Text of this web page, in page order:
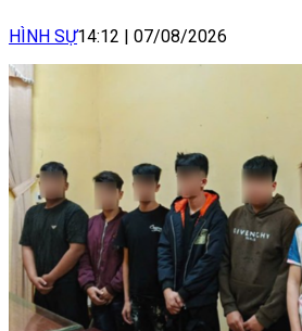
HÌNH SỰ14:12 07/08/2026